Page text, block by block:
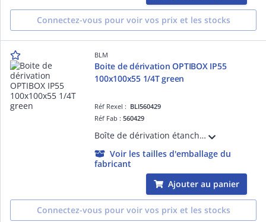
Connectez-vous pour voir vos prix et les stocks
BLM
Boite de dérivation OPTIBOX IP55
100x100x55 1/4T green
Réf Rexel : BLI560429
Réf Fab :560429
Boîte de dérivation étanche avec 9 entrées bi-injectées et repérage des ' de passage. Volume optimisé. Insertion directe des câbles. Accepte câbles et tubes de 4 à 25mm.
Voir les tailles d'emballage du
fabricant
Ajouter au panier
Connectez-vous pour voir vos prix et les stocks